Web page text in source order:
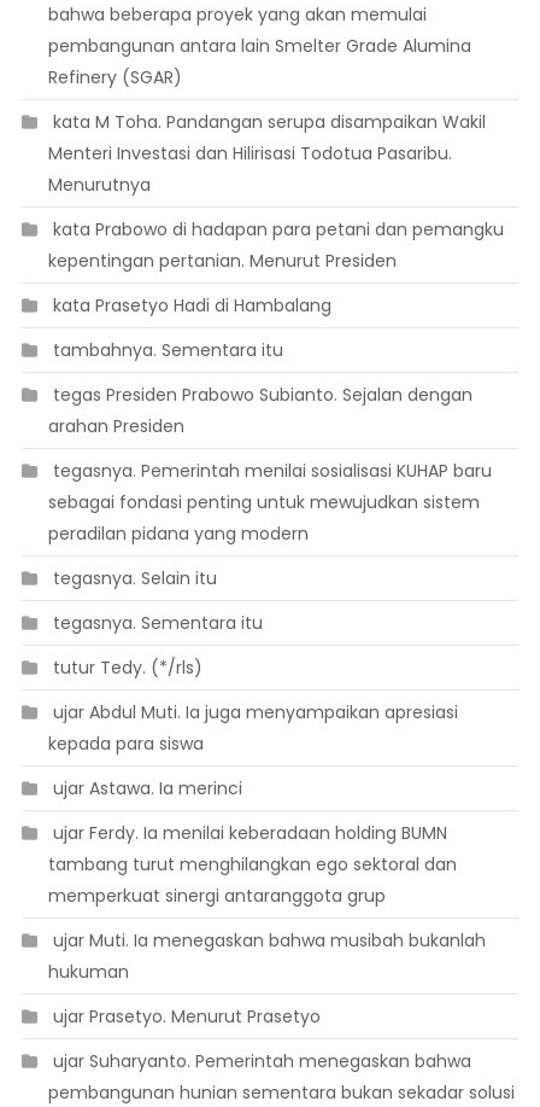
bahwa beberapa proyek yang akan memulai
pembangunan antara lain Smelter Grade Alumina
Refinery (SGAR)
 kata M Toha. Pandangan serupa disampaikan Wakil
Menteri Investasi dan Hilirisasi Todotua Pasaribu.
Menurutnya
 kata Prabowo di hadapan para petani dan pemangku
kepentingan pertanian. Menurut Presiden
 kata Prasetyo Hadi di Hambalang
 tambahnya. Sementara itu
 tegas Presiden Prabowo Subianto. Sejalan dengan
arahan Presiden
 tegasnya. Pemerintah menilai sosialisasi KUHAP baru
sebagai fondasi penting untuk mewujudkan sistem
peradilan pidana yang modern
 tegasnya. Selain itu
 tegasnya. Sementara itu
 tutur Tedy. (*/rls)
 ujar Abdul Muti. Ia juga menyampaikan apresiasi
kepada para siswa
 ujar Astawa. Ia merinci
 ujar Ferdy. Ia menilai keberadaan holding BUMN
tambang turut menghilangkan ego sektoral dan
memperkuat sinergi antaranggota grup
 ujar Muti. Ia menegaskan bahwa musibah bukanlah
hukuman
 ujar Prasetyo. Menurut Prasetyo
 ujar Suharyanto. Pemerintah menegaskan bahwa
pembangunan hunian sementara bukan sekadar solusi